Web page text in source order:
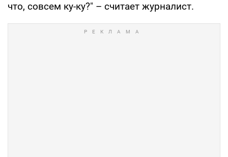
что, совсем ку-ку?" – считает журналист.